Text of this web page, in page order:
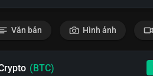
Văn bản Hình ảnh
(BTC)